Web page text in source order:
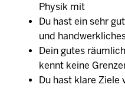
Physik mit
Du hast ein sehr
und
Dein gutes
kennt keine
Du hast klare Ziele